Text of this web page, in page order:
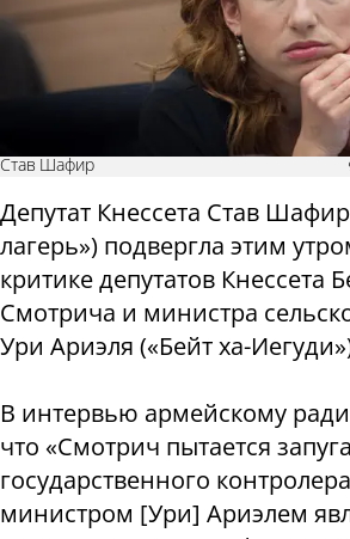
Став Шафир
Депутат Кнессета Став
лагерь») подвергла этим
критике депутатов Кнессета
Смотрича и министра
Ури Ариэля («Бейт ха-
В интервью армейскому
что «Смотрич пытается
государственного
министром [Ури] Ариэлем